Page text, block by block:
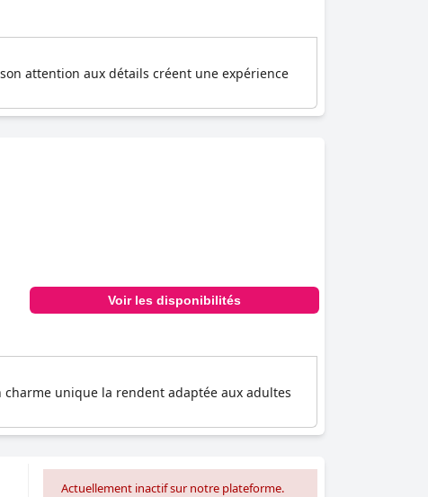
attention aux détails créent une expérience
Voir les disponibilités
unique la rendent adaptée aux adultes
Actuellement inactif sur notre plateforme.